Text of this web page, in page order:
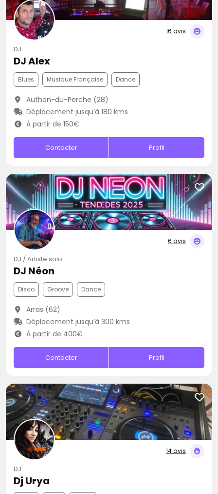
16 avis
DJ
DJ Alex
Blues Musique Française Dance
Authon-du-Perche (28)
Déplacement jusqu’à 180 kms
À partir de 150€
Contacter Profil
6 avis
DJ / Artiste solo
DJ Néon
Disco Groove Dance
Arras (62)
Déplacement jusqu’à 300 kms
À partir de 400€
Contacter Profil
14 avis
DJ
Dj Urya